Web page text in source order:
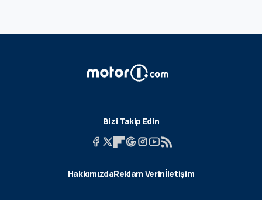
Bizi Takip Edin
HakkımızdaReklam Verinİletişim